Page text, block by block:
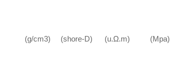
(g/cm3) (shore-D) (u.Ω.m) (Mpa)